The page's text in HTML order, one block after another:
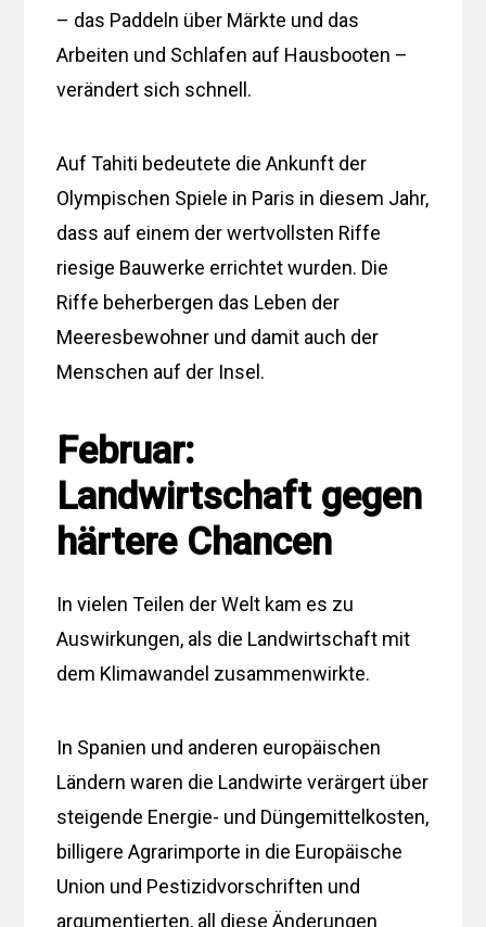
– das Paddeln über Märkte und das
Arbeiten und Schlafen auf Hausbooten –
verändert sich schnell.
Auf Tahiti bedeutete die Ankunft der
Olympischen Spiele in Paris in diesem Jahr,
dass auf einem der wertvollsten Riffe
riesige Bauwerke errichtet wurden. Die
Riffe beherbergen das Leben der
Meeresbewohner und damit auch der
Menschen auf der Insel.
Februar:
Landwirtschaft gegen
härtere Chancen
In vielen Teilen der Welt kam es zu
Auswirkungen, als die Landwirtschaft mit
dem Klimawandel zusammenwirkte.
In Spanien und anderen europäischen
Ländern waren die Landwirte verärgert über
steigende Energie- und Düngemittelkosten,
billigere Agrarimporte in die Europäische
Union und Pestizidvorschriften und
argumentierten, all diese Änderungen